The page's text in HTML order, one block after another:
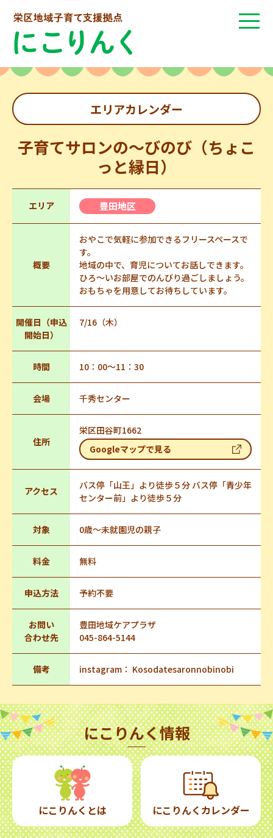
エリアカレンダー
子育てサロンの～びのび（ちょこ
っと縁日）
エリア 豊田地区
概要
おやこで気軽に参加できるフリースペースで
す。
地域の中で、育児についてお話しできます。
ひろ～いお部屋でのんびり過ごしましょう。
おもちゃを用意してお待ちしています。
開催日（申込
開始日）
7/16（木）
時間 10：00～11：30
会場 千秀センター
住所
栄区田谷町1662
Googleマップで見る
アクセス
バス停「山王」より徒歩５分 バス停「青少年
センター前」より徒歩５分
対象 0歳～未就園児の親子
料金 無料
申込方法 予約不要
お問い
合わせ先
豊田地域ケアプラザ
045-864-5144
備考 instagram： Kosodatesaronnobinobi
にこりんく情報
にこりんくとは にこりんくカレンダー